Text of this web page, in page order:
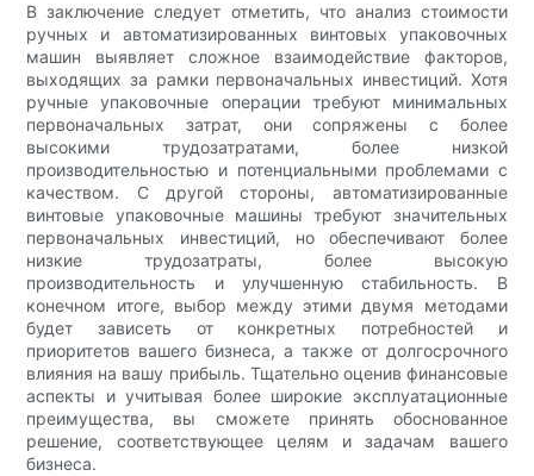
В заключение следует отметить, что анализ стоимости
ручных и автоматизированных винтовых упаковочных
машин выявляет сложное взаимодействие факторов,
выходящих за рамки первоначальных инвестиций. Хотя
ручные упаковочные операции требуют минимальных
первоначальных затрат, они сопряжены с более
высокими трудозатратами, более низкой
производительностью и потенциальными проблемами с
качеством. С другой стороны, автоматизированные
винтовые упаковочные машины требуют значительных
первоначальных инвестиций, но обеспечивают более
низкие трудозатраты, более высокую
производительность и улучшенную стабильность. В
конечном итоге, выбор между этими двумя методами
будет зависеть от конкретных потребностей и
приоритетов вашего бизнеса, а также от долгосрочного
влияния на вашу прибыль. Тщательно оценив финансовые
аспекты и учитывая более широкие эксплуатационные
преимущества, вы сможете принять обоснованное
решение, соответствующее целям и задачам вашего
бизнеса.